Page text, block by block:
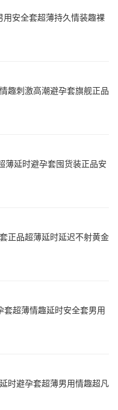
安全套超薄持久情装趣裸
趣刺激高潮避孕套旗舰正品
薄延时避孕套囤货装正品安
正品超薄延时延迟不射黄金
超薄情趣延时安全套男用
时避孕套超薄男用情趣超凡